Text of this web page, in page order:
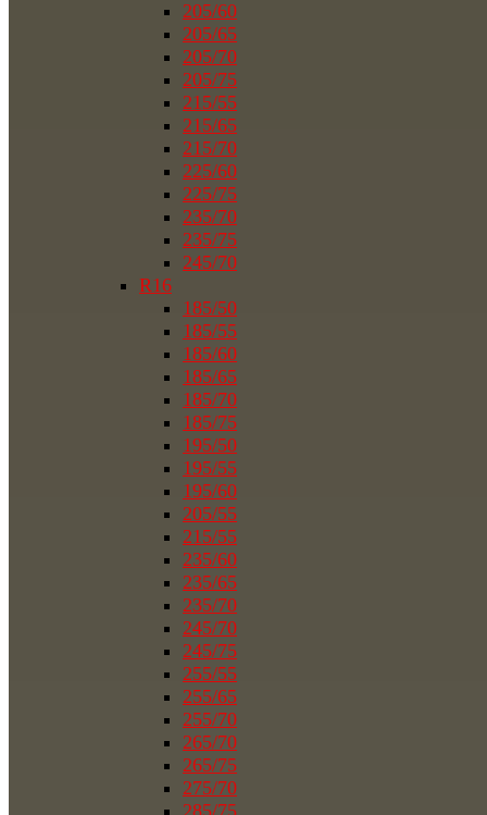
205/60
205/65
205/70
205/75
215/55
215/65
215/70
225/60
225/75
235/70
235/75
245/70
R16
185/50
185/55
185/60
185/65
185/70
185/75
195/50
195/55
195/60
205/55
215/55
235/60
235/65
235/70
245/70
245/75
255/55
255/65
255/70
265/70
265/75
275/70
285/75